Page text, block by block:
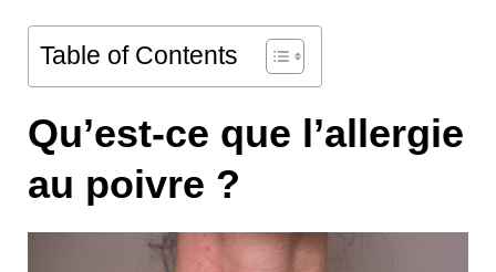
Table of Contents
Qu’est-ce que l’allergie
au poivre ?